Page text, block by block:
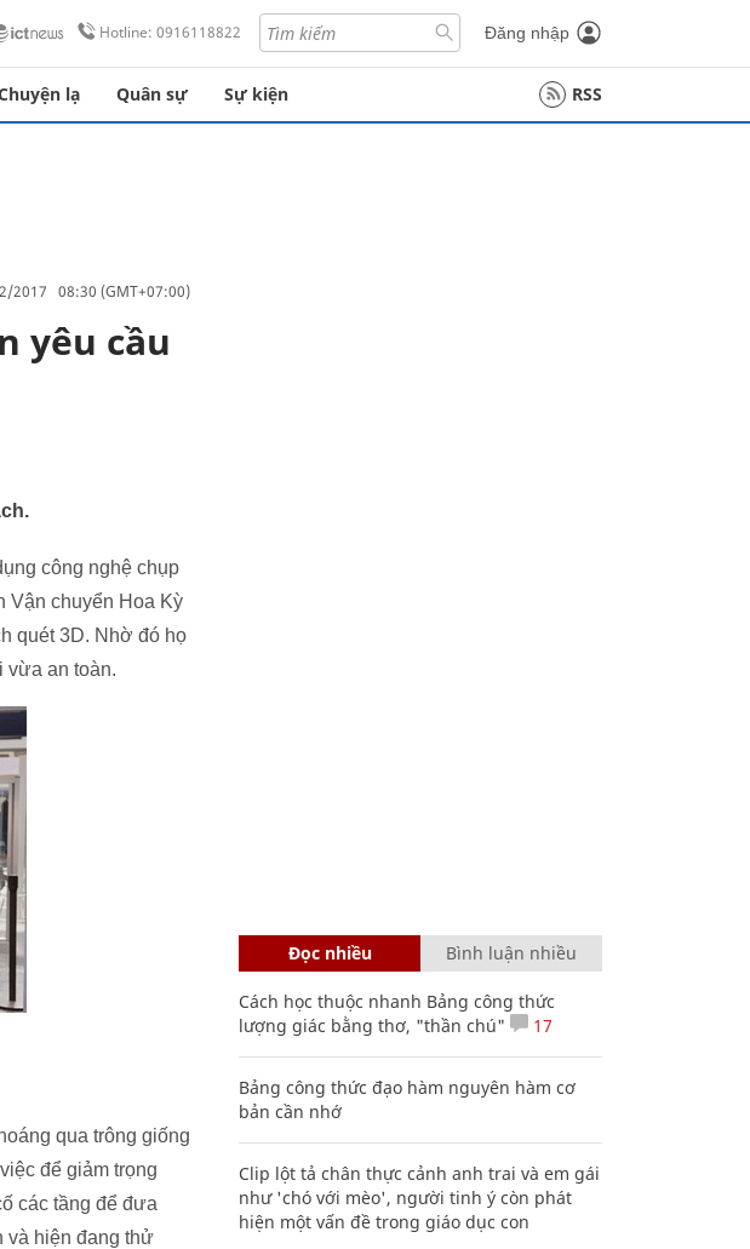
Hotline: 0916118822 Đăng nhập
lạ Quân sự Sự kiện RSS
2017 08:30 (GMT+07:00)
yêu cầu
công nghệ chụp
Vận chuyển Hoa Kỳ
quét 3D. Nhờ đó họ
vừa an toàn.
qua trông giống
để giảm trọng
các tầng để đưa
và hiện đang thử
Đọc nhiều Bình luận nhiều
Cách học thuộc nhanh Bảng công thức
lượng giác bằng thơ, "thần chú"
17
Bảng công thức đạo hàm nguyên hàm cơ
bản cần nhớ
Clip lột tả chân thực cảnh anh trai và em gái
như 'chó với mèo', người tinh ý còn phát
hiện một vấn đề trong giáo dục con